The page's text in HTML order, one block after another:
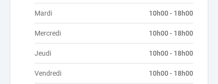
Mardi 10h00 - 18h00
Mercredi 10h00 - 18h00
Jeudi 10h00 - 18h00
Vendredi 10h00 - 18h00